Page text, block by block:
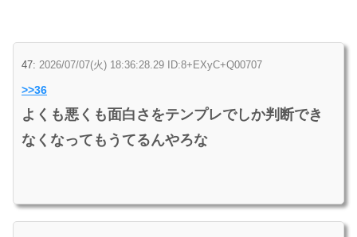
47: 2026/07/07(火) 18:36:28.29 ID:8+EXyC+Q00707
>>36
よくも悪くも面白さをテンプレでしか判断でき
なくなってもうてるんやろな